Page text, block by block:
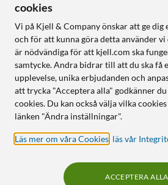
cookies
Vi på Kjell & Company önskar att ge dig
och för att kunna göra detta använder vi
är nödvändiga för att kjell.com ska
samtycke. Andra bidrar till att du ska få
upplevelse, unika erbjudanden och
att trycka "Acceptera alla" godkänner du
cookies. Du kan också välja vilka
länken "Ändra inställningar".
Läs mer om våra Cookies läs vår
ACCEPTERA ALLA